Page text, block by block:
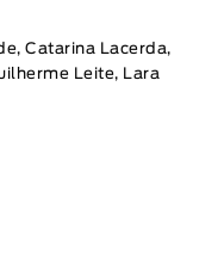
Catarina Lacerda,
Leite, Lara